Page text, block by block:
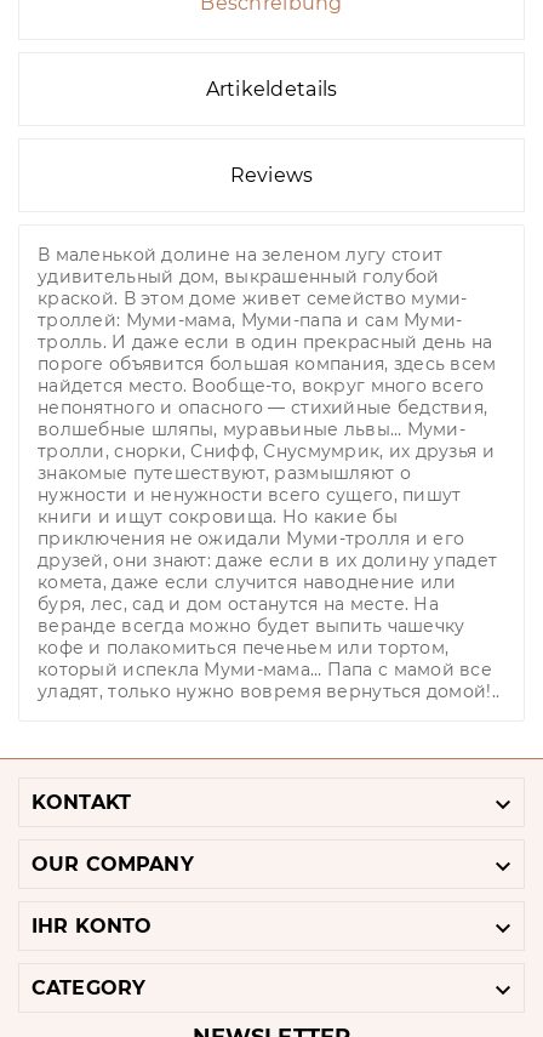
Artikeldetails
Reviews
В маленькой долине на зеленом лугу стоит
удивительный дом, выкрашенный голубой
краской. В этом доме живет семейство муми-
троллей: Муми-мама, Муми-папа и сам Муми-
тролль. И даже если в один прекрасный день на
пороге объявится большая компания, здесь всем
найдется место. Вообще-то, вокруг много всего
непонятного и опасного — стихийные бедствия,
волшебные шляпы, муравьиные львы… Муми-
тролли, снорки, Снифф, Снусмумрик, их друзья и
знакомые путешествуют, размышляют о
нужности и ненужности всего сущего, пишут
книги и ищут сокровища. Но какие бы
приключения не ожидали Муми-тролля и его
друзей, они знают: даже если в их долину упадет
комета, даже если случится наводнение или
буря, лес, сад и дом останутся на месте. На
веранде всегда можно будет выпить чашечку
кофе и полакомиться печеньем или тортом,
который испекла Муми-мама… Папа с мамой все
уладят, только нужно вовремя вернуться домой!..
KONTAKT 
OUR COMPANY 
IHR KONTO 
CATEGORY 